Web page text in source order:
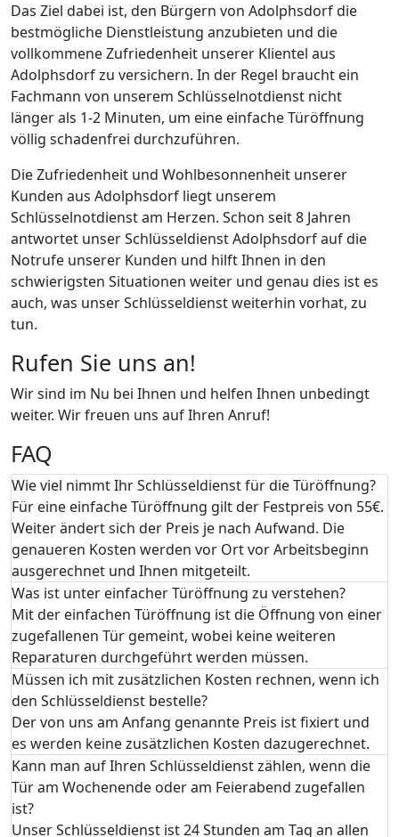
Das Ziel dabei ist, den Bürgern von Adolphsdorf die
bestmögliche Dienstleistung anzubieten und die
vollkommene Zufriedenheit unserer Klientel aus
Adolphsdorf zu versichern. In der Regel braucht ein
Fachmann von unserem Schlüsselnotdienst nicht
länger als 1-2 Minuten, um eine einfache Türöffnung
völlig schadenfrei durchzuführen.
Die Zufriedenheit und Wohlbesonnenheit unserer
Kunden aus Adolphsdorf liegt unserem
Schlüsselnotdienst am Herzen. Schon seit 8 Jahren
antwortet unser Schlüsseldienst Adolphsdorf auf die
Notrufe unserer Kunden und hilft Ihnen in den
schwierigsten Situationen weiter und genau dies ist es
auch, was unser Schlüsseldienst weiterhin vorhat, zu
tun.
Rufen Sie uns an!
Wir sind im Nu bei Ihnen und helfen Ihnen unbedingt
weiter. Wir freuen uns auf Ihren Anruf!
FAQ
Wie viel nimmt Ihr Schlüsseldienst für die Türöffnung?
Für eine einfache Türöffnung gilt der Festpreis von 55€.
Weiter ändert sich der Preis je nach Aufwand. Die
genaueren Kosten werden vor Ort vor Arbeitsbeginn
ausgerechnet und Ihnen mitgeteilt.
Was ist unter einfacher Türöffnung zu verstehen?
Mit der einfachen Türöffnung ist die Öffnung von einer
zugefallenen Tür gemeint, wobei keine weiteren
Reparaturen durchgeführt werden müssen.
Müssen ich mit zusätzlichen Kosten rechnen, wenn ich
den Schlüsseldienst bestelle?
Der von uns am Anfang genannte Preis ist fixiert und
es werden keine zusätzlichen Kosten dazugerechnet.
Kann man auf Ihren Schlüsseldienst zählen, wenn die
Tür am Wochenende oder am Feierabend zugefallen
ist?
Unser Schlüsseldienst ist 24 Stunden am Tag an allen